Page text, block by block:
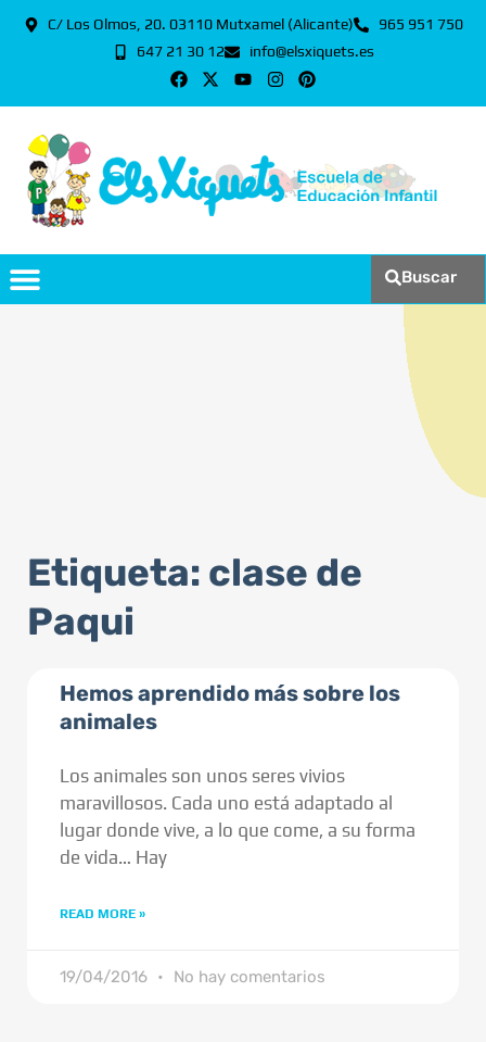
C/ Los Olmos, 20. 03110 Mutxamel (Alicante)
965 951 750
647 21 30 12
info@elsxiquets.es
Buscar
Etiqueta: clase de
Paqui
Hemos aprendido más sobre los
animales
Los animales son unos seres vivios
maravillosos. Cada uno está adaptado al
lugar donde vive, a lo que come, a su forma
de vida… Hay
READ MORE »
19/04/2016 No hay comentarios